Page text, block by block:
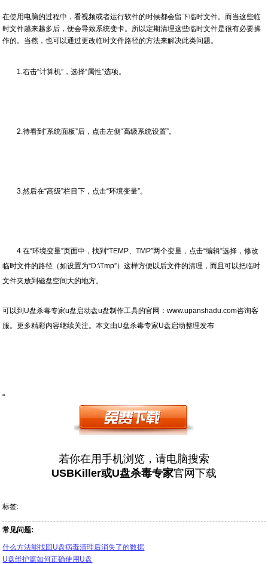
在使用电脑的过程中，看视频或者运行软件的时候都会留下临时文件。而当这些临
时文件越来越多后，便会导致系统变卡。所以定期清理这些临时文件是很有必要操
作的。当然，也可以通过更改临时文件路径的方法来解决此类问题。
1.右击“计算机”，选择“属性”选项。
2.待看到“系统面板”后，点击左侧“高级系统设置”。
3.然后在“高级”栏目下，点击“环境变量”。
4.在“环境变量”页面中，找到“TEMP、TMP”两个变量，点击“编辑”选择，修改
临时文件的路径（如设置为“D:\Tmp”）这样方便以后文件的清理，而且可以把临时
文件夹放到磁盘空间大的地方。
可以到U盘杀毒专家u盘启动盘u盘制作工具的官网：www.upanshadu.com咨询客
服。更多精彩内容继续关注。本文由U盘杀毒专家U盘启动整理发布
"
若你在用手机浏览，请电脑搜索
USBKiller或U盘杀毒专家官网下载
标签:
常见问题:
什么方法能找回U盘病毒清理后消失了的数据
U盘维护篇如何正确使用U盘